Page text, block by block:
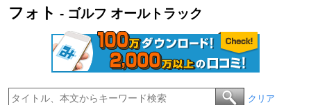
フォト - ゴルフ オールトラック
クリア